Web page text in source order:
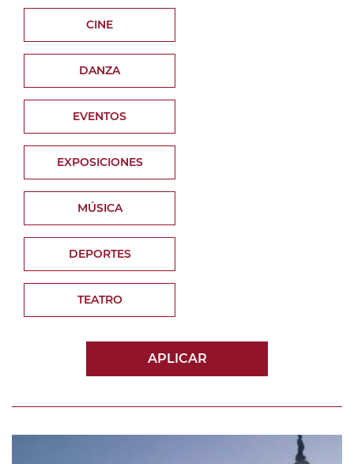
CINE
DANZA
EVENTOS
EXPOSICIONES
MÚSICA
DEPORTES
TEATRO
APLICAR